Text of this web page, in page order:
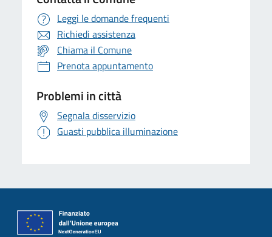
Leggi le domande frequenti
Richiedi assistenza
Chiama il Comune
Prenota appuntamento
Problemi in città
Segnala disservizio
Guasti pubblica illuminazione